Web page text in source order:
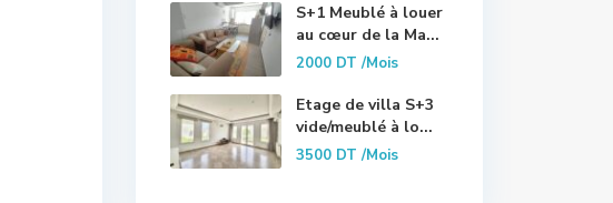
S+1 Meublé à louer
au cœur de la Ma...
2000 DT/Mois
Etage de villa S+3
vide/meublé à lo...
3500 DT/Mois